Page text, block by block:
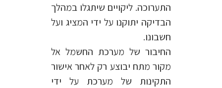
התערוכה. ליקויים שיתגלו במהלך
הבדיקה יתוקנו על ידי המציג ועל
חשבונו.
החיבור של מערכת החשמל אל
מקור מתח יבוצע רק לאחר אישור
התקינות של מערכת על ידי